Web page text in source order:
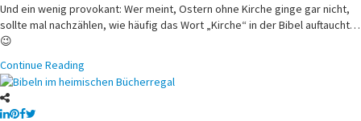
Und ein wenig provokant: Wer meint, Ostern ohne Kirche ginge gar nicht,
sollte mal nachzählen, wie häufig das Wort „Kirche“ in der Bibel auftaucht…
😉
Continue Reading